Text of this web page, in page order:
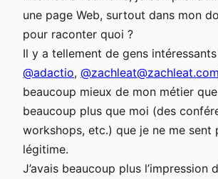
une page Web, surtout dans mon
pour raconter quoi ?
Il y a tellement de gens
@adactio, @zachleat@zachleat.com
beaucoup mieux de mon métier
beaucoup plus que moi (des
workshops, etc.) que je ne me sent
légitime.
J’avais beaucoup plus l’impression